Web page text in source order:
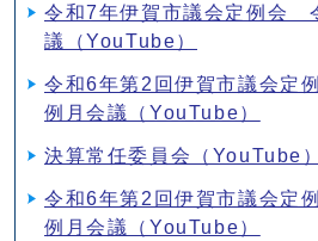
令和7年伊賀市議会定例会
議（YouTube）
令和6年第2回伊賀市議会定
例月会議（YouTube）
決算常任委員会（YouTube）
令和6年第2回伊賀市議会定
例月会議（YouTube）